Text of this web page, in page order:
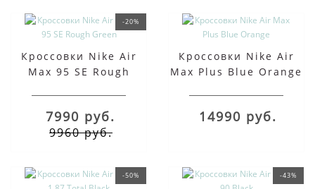
-20%
Кроссовки Nike Air
Max 95 SE Rough
7990 руб.
9960 руб.
Кроссовки Nike Air
Max Plus Blue Orange
14990 руб.
-50% -43%